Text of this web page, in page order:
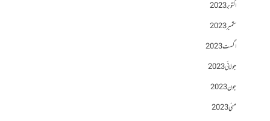
اکتوبر 2023
ستمبر 2023
اگست 2023
جولائی 2023
جون 2023
مئی 2023